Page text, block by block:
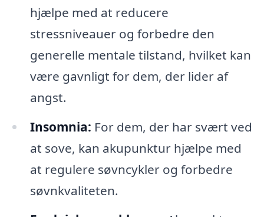
hjælpe med at reducere
stressniveauer og forbedre den
generelle mentale tilstand, hvilket kan
være gavnligt for dem, der lider af
angst.
Insomnia: For dem, der har svært ved
at sove, kan akupunktur hjælpe med
at regulere søvncykler og forbedre
søvnkvaliteten.